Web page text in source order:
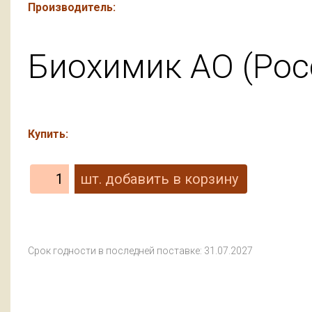
Производитель:
Биохимик АО
Купить:
Срок годности в последней поставке: 31.07.2027